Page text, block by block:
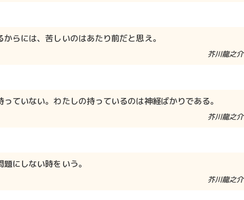
らには、苦しいのはあたり前だと思え。
芥川龍之介​​
ていない。わたしの持っているのは神経ばかりである。
芥川龍之介​​
にしない時をいう。
芥川龍之介​​